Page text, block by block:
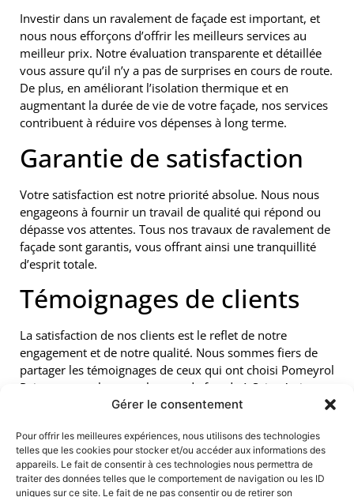
Gérer le consentement
Pour offrir les meilleures expériences, nous utilisons des technologies
telles que les cookies pour stocker et/ou accéder aux informations des
appareils. Le fait de consentir à ces technologies nous permettra de
traiter des données telles que le comportement de navigation ou les ID
uniques sur ce site. Le fait de ne pas consentir ou de retirer son
Investir dans un ravalement de façade est important, et
nous nous efforçons d’offrir les meilleurs services au
meilleur prix. Notre évaluation transparente et détaillée
vous assure qu’il n’y a pas de surprises en cours de route.
De plus, en améliorant l’isolation thermique et en
augmentant la durée de vie de votre façade, nos services
contribuent à réduire vos dépenses à long terme.
Garantie de satisfaction
Votre satisfaction est notre priorité absolue. Nous nous
engageons à fournir un travail de qualité qui répond ou
dépasse vos attentes. Tous nos travaux de ravalement de
façade sont garantis, vous offrant ainsi une tranquillité
d’esprit totale.
Témoignages de clients
La satisfaction de nos clients est le reflet de notre
engagement et de notre qualité. Nous sommes fiers de
partager les témoignages de ceux qui ont choisi Pomeyrol
Peinture pour leur ravalement de façade à Saint-Astier.
Leur confiance et leurs recommandations sont pour nous
sérieux.
Certification et assurance